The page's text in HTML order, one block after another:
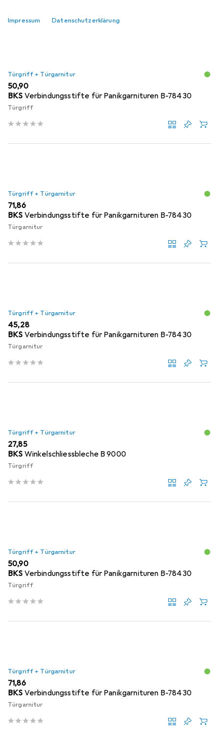
Impressum Datenschutzerklärung
Türgriff + Türgarnitur
EUR
50,90
BKS Verbindungsstifte für Panikgarnituren B-78430
Türgriff
Türgriff + Türgarnitur
EUR
71,86
BKS Verbindungsstifte für Panikgarnituren B-78430
Türgarnitur
Türgriff + Türgarnitur
EUR
45,28
BKS Verbindungsstifte für Panikgarnituren B-78430
Türgarnitur
Türgriff + Türgarnitur
EUR
27,85
BKS Winkelschliessbleche B 9000
Türgriff
Türgriff + Türgarnitur
EUR
50,90
BKS Verbindungsstifte für Panikgarnituren B-78430
Türgriff
Türgriff + Türgarnitur
EUR
71,86
BKS Verbindungsstifte für Panikgarnituren B-78430
Türgarnitur